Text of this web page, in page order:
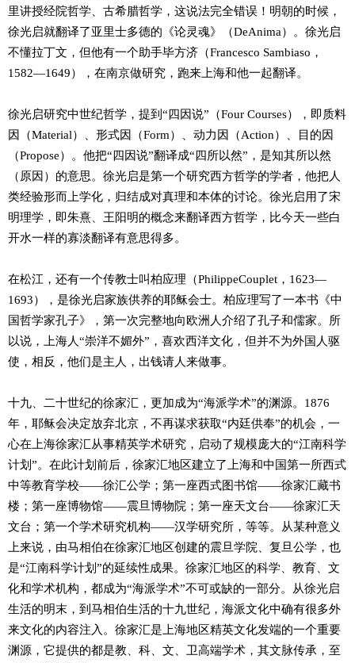
里讲授经院哲学、古希腊哲学，这说法完全错误！明朝的时候，
徐光启就翻译了亚里士多德的《论灵魂》（DeAnima）。徐光启
不懂拉丁文，但他有一个助手毕方济（Francesco Sambiaso，
1582—1649），在南京做研究，跑来上海和他一起翻译。
徐光启研究中世纪哲学，提到“四因说”（Four Courses），即质料
因（Material）、形式因（Form）、动力因（Action）、目的因
（Propose）。他把“四因说”翻译成“四所以然”，是知其所以然
（原因）的意思。徐光启是第一个研究西方哲学的学者，他把人
类经验形而上学化，归结成对真理和本体的讨论。徐光启用了宋
明理学，即朱熹、王阳明的概念来翻译西方哲学，比今天一些白
开水一样的寡淡翻译有意思得多。
在松江，还有一个传教士叫柏应理（PhilippeCouplet，1623—
1693），是徐光启家族供养的耶稣会士。柏应理写了一本书《中
国哲学家孔子》，第一次完整地向欧洲人介绍了孔子和儒家。所
以说，上海人“崇洋不媚外”，喜欢西洋文化，但并不为外国人驱
使，相反，他们是主人，出钱请人来做事。
十九、二十世纪的徐家汇，更加成为“海派学术”的渊源。1876
年，耶稣会决定放弃北京，不再谋求获取“内廷供奉”的机会，一
心在上海徐家汇从事精英学术研究，启动了规模庞大的“江南科学
计划”。在此计划前后，徐家汇地区建立了上海和中国第一所西式
中等教育学校——徐汇公学；第一座西式图书馆——徐家汇藏书
楼；第一座博物馆——震旦博物院；第一座天文台——徐家汇天
文台；第一个学术研究机构——汉学研究所，等等。从某种意义
上来说，由马相伯在徐家汇地区创建的震旦学院、复旦公学，也
是“江南科学计划”的延续性成果。徐家汇地区的科学、教育、文
化和学术机构，都成为“海派学术”不可或缺的一部分。从徐光启
生活的明末，到马相伯生活的十九世纪，海派文化中确有很多外
来文化的内容注入。徐家汇是上海地区精英文化发端的一个重要
渊源，它提供的都是教、科、文、卫高端学术，其文脉传承，至